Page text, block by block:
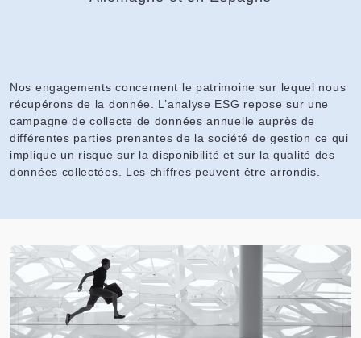
Nos engagements concernent le patrimoine sur lequel nous
récupérons de la donnée. L’analyse ESG repose sur une
campagne de collecte de données annuelle auprès de
différentes parties prenantes de la société de gestion ce qui
implique un risque sur la disponibilité et sur la qualité des
données collectées. Les chiffres peuvent être arrondis.